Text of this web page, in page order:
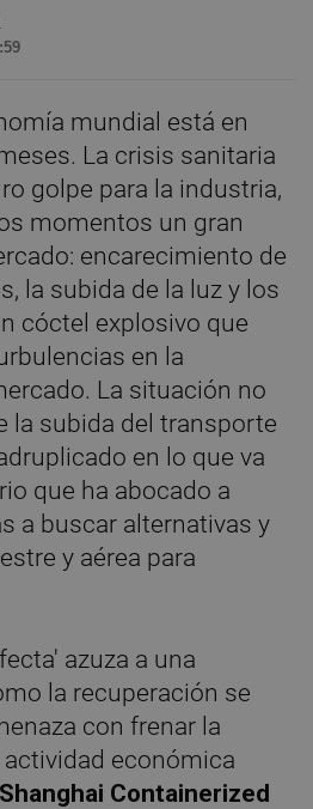
mundial está en
La crisis sanitaria
golpe para la industria,
momentos un gran
encarecimiento de
la subida de la luz y los
cóctel explosivo que
en la
La situación no
la subida del transporte
en lo que va
que ha abocado a
a buscar alternativas y
y aérea para
azuza a una
la recuperación se
con frenar la
económica
Shanghai Containerized